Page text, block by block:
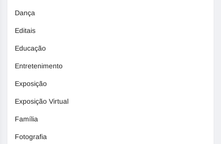
Dança
Editais
Educação
Entretenimento
Exposição
Exposição Virtual
Família
Fotografia